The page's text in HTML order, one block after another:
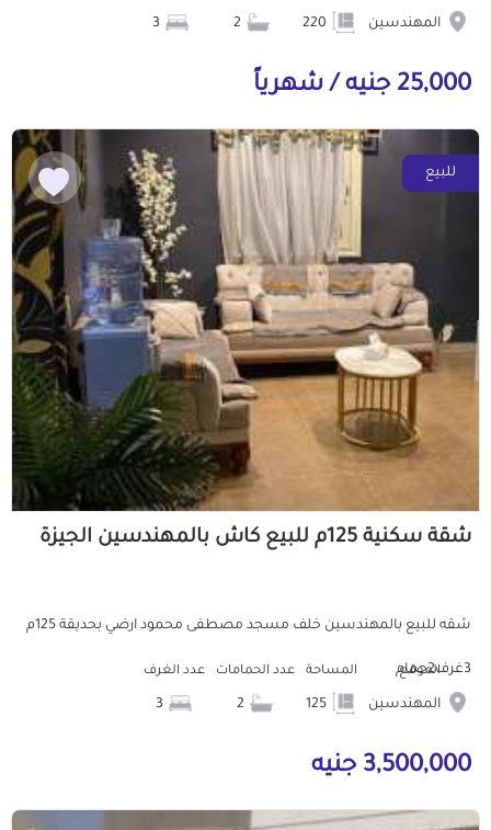
المهندسين
25,000 جنيه / شهرياً
للبيع
شقة سكنية 125م للبيع كاش بالمهندسين الجيزة
شقه للبيع بالمهندسين خلف مسجد مصطفى محمود ارضي بحديقة 125م
3غرف2حمام الموقع
المهندسين
المساحة عدد الحمامات عدد الغرف
3,500,000 جنيه